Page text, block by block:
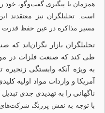
همزمان با پیگیری گفت‌وگو، خود
است. تحلیلگران نیز معتقدند
مسیر مذاکره در عین حفظ قدرت
تحلیلگران بازار نگران‌‌‌اند که
طی کند که صنعت فلزات در
به ویژه آنکه وابستگی زنجیره
آمریکا و واردات مواد اولیه
ناگهانی را به تهدیدی جدی تبدیل
با توجه به نقش پررنگ شرکت‌های